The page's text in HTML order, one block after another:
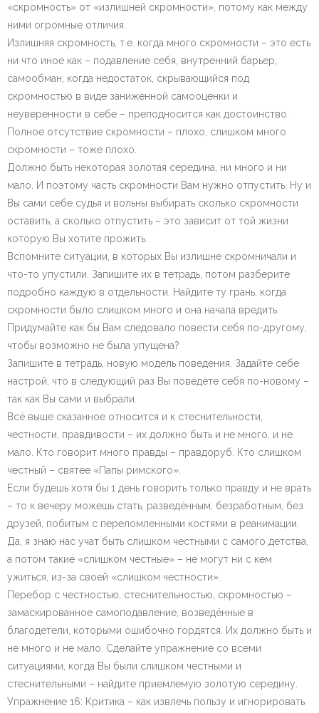
«скромность» от «излишней скромности», потому как между
ними огромные отличия.
Излишняя скромность, т.е. когда много скромности – это есть
ни что иное как – подавление себя, внутренний барьер,
самообман, когда недостаток, скрывающийся под
скромностью в виде заниженной самооценки и
неуверенности в себе – преподносится как достоинство.
Полное отсутствие скромности – плохо, слишком много
скромности – тоже плохо.
Должно быть некоторая золотая середина, ни много и ни
мало. И поэтому часть скромности Вам нужно отпустить. Ну и
Вы сами себе судья и вольны выбирать сколько скромности
оставить, а сколько отпустить – это зависит от той жизни
которую Вы хотите прожить.
Вспомните ситуации, в которых Вы излишне скромничали и
что-то упустили. Запишите их в тетрадь, потом разберите
подробно каждую в отдельности. Найдите ту грань, когда
скромности было слишком много и она начала вредить.
Придумайте как бы Вам следовало повести себя по-другому,
чтобы возможно не была упущена?
Запишите в тетрадь, новую модель поведения. Задайте себе
настрой, что в следующий раз Вы поведёте себя по-новому –
так как Вы сами и выбрали.
Всё выше сказанное относится и к стеснительности,
честности, правдивости – их должно быть и не много, и не
мало. Кто говорит много правды – правдоруб. Кто слишком
честный – святее «Папы римского».
Если будешь хотя бы 1 день говорить только правду и не врать
– то к вечеру можешь стать, разведённым, безработным, без
друзей, побитым с переломленными костями в реанимации.
Да, я знаю нас учат быть слишком честными с самого детства,
а потом такие «слишком честные» – не могут ни с кем
ужиться, из-за своей «слишком честности».
Перебор с честностью, стеснительностью, скромностью –
замаскированное самоподавление, возведённые в
благодетели, которыми ошибочно гордятся. Их должно быть и
не много и не мало. Сделайте упражнение со всеми
ситуациями, когда Вы были слишком честными и
стеснительными – найдите приемлемую золотую середину.
Упражнение 16: Критика – как извлечь пользу и игнорировать